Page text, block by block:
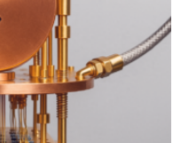
Durchbruch:
Kernübergang wurde
zeigen, dass sich
um hochpräzise…